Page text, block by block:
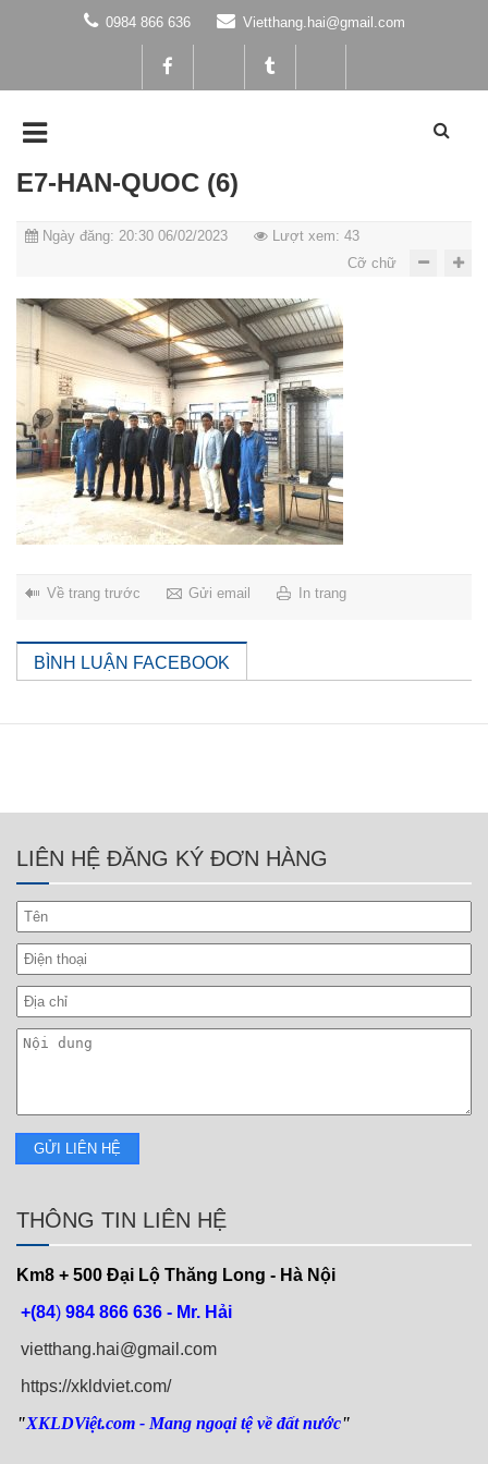
0984 866 636 Vietthang.hai@gmail.com
E7-HAN-QUOC (6)
Ngày đăng: 20:30 06/02/2023
Lượt xem: 43
Cỡ chữ
Về trang trước Gửi email In trang
BÌNH LUẬN FACEBOOK
LIÊN HỆ ĐĂNG KÝ ĐƠN HÀNG
THÔNG TIN LIÊN HỆ
Km8 + 500 Đại Lộ Thăng Long - Hà Nội
+(84) 984 866 636 - Mr. Hải
vietthang.hai@gmail.com
https://xkldviet.com/
"XKLDViệt.com - Mang ngoại tệ về đất nước"